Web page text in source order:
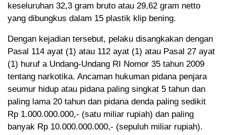
keseluruhan 32,3 gram bruto atau 29,62 gram netto
yang dibungkus dalam 15 plastik klip bening.
Dengan kejadian tersebut, pelaku disangkakan dengan
Pasal 114 ayat (1) atau 112 ayat (1) atau Pasal 27 ayat
(1) huruf a Undang-Undang RI Nomor 35 tahun 2009
tentang narkotika. Ancaman hukuman pidana penjara
seumur hidup atau pidana paling singkat 5 tahun dan
paling lama 20 tahun dan pidana denda paling sedikit
Rp 1.000.000.000,- (satu miliar rupiah) dan paling
banyak Rp 10.000.000.000,- (sepuluh miliar rupiah).